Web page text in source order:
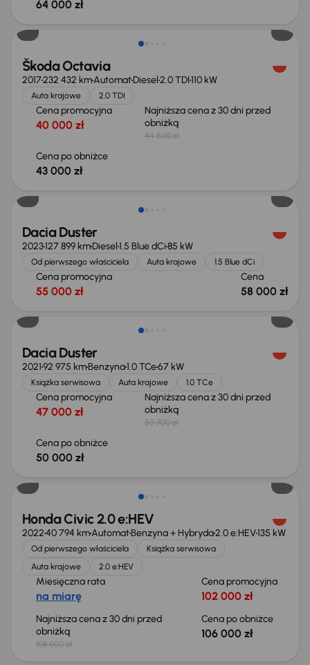
64 000 zł
Taniej o 1 500 zł
Škoda Octavia
2017232 432 kmAutomatDiesel2.0 TDI110 kW
Auta krajowe 2.0 TDI
Cena promocyjna
40 000 zł
Najniższa cena z 30 dni przed
obniżką
44 500 zł
Cena po obniżce
43 000 zł
Dacia Duster
2023127 899 kmDiesel1.5 Blue dCi85 kW
Od pierwszego właściciela Auta krajowe 1.5 Blue dCi
Cena promocyjna
55 000 zł
Cena
58 000 zł
Taniej o 700 zł
Dacia Duster
202192 975 kmBenzyna1.0 TCe67 kW
Książka serwisowa Auta krajowe 1.0 TCe
Cena promocyjna
47 000 zł
Najniższa cena z 30 dni przed
obniżką
50 700 zł
Cena po obniżce
50 000 zł
Taniej o 2 000 zł
Honda Civic 2.0 e:HEV
202240 794 kmAutomatBenzyna + Hybryda2.0 e:HEV135 kW
Od pierwszego właściciela
Książka serwisowa
Auta krajowe
2.0 e:HEV
Miesięczna rata
na miarę
Cena promocyjna
102 000 zł
Najniższa cena z 30 dni przed
obniżką
108 000 zł
Cena po obniżce
106 000 zł